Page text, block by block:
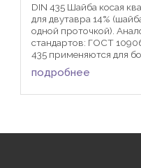
DIN 435 Шайба косая
для двутавра 14%
одной проточкой).
стандартов: ГОСТ
435 применяются для
гаек с метрической или
дюймовой резьбой в
подробнее